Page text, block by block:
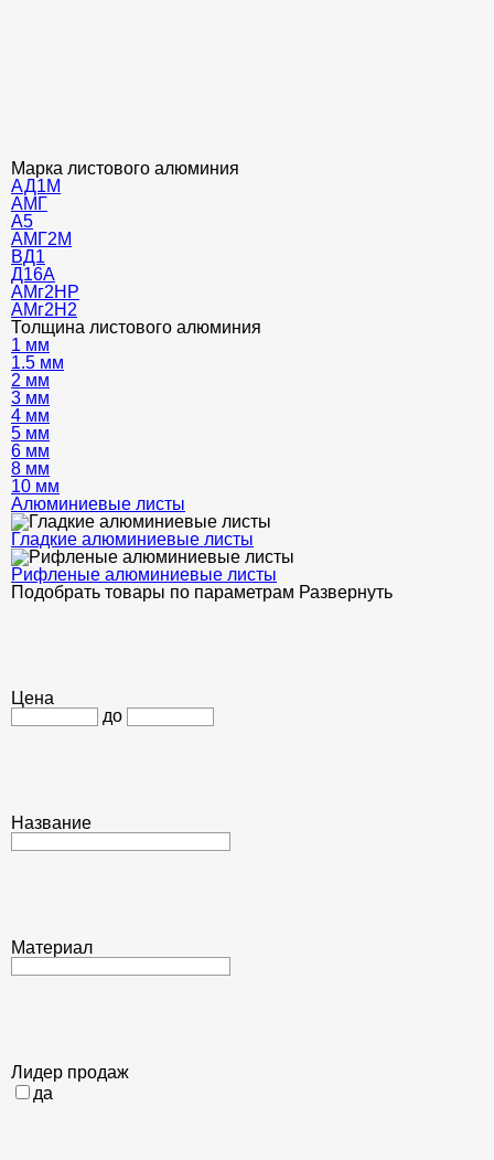
Марка листового алюминия
АД1М
АМГ
А5
АМГ2М
ВД1
Д16А
АМг2НР
АМг2Н2
Толщина листового алюминия
1 мм
1.5 мм
2 мм
3 мм
4 мм
5 мм
6 мм
8 мм
10 мм
Алюминиевые листы
Гладкие алюминиевые листы
Рифленые алюминиевые листы
Подобрать товары по параметрам Развернуть
Цена
до
Название
Материал
Лидер продаж
да